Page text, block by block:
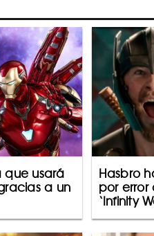
que usará
a un
Hasbro
por error
‘Infinity